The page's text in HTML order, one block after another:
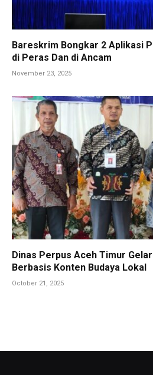
Bareskrim Bongkar 2 Aplikasi
di Peras Dan di Ancam
November 23, 2025
Dinas Perpus Aceh Timur
Berbasis Konten Budaya Lokal
October 21, 2025